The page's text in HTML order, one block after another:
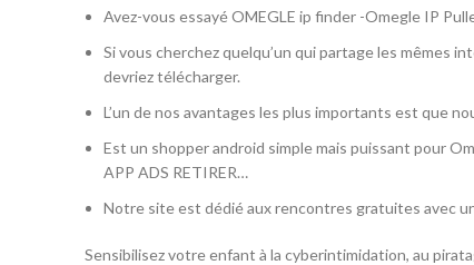
Avez-vous essayé OMEGLE ip finder -Omegle IP
Si vous cherchez quelqu’un qui partage les mêmes
devriez télécharger.
L’un de nos avantages les plus importants est que
Est un shopper android simple mais puissant pour
APP ADS RETIRER…
Notre site est dédié aux rencontres gratuites avec
Sensibilisez votre enfant à la cyberintimidation, au